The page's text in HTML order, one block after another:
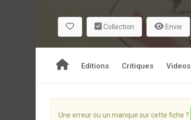
Collection Envie
Editions Critiques Videos
Une erreur ou un manque sur cette fiche ?